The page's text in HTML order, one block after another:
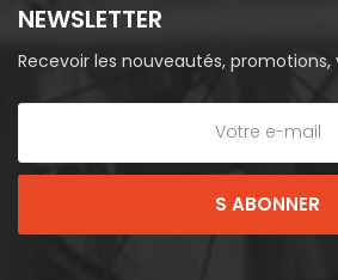
NEWSLETTER
Recevoir les nouveautés, promotions,
S ABONNER